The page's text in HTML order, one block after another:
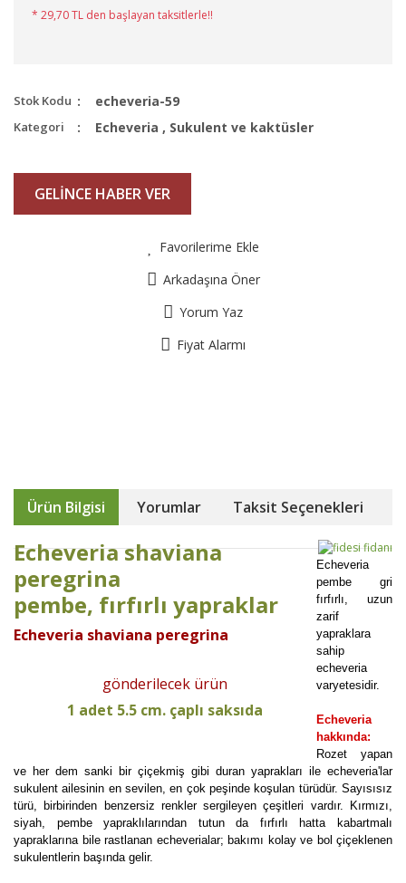
* 29,70 TL den başlayan taksitlerle!!
Stok Kodu echeveria-59
Kategori Echeveria , Sukulent ve kaktüsler
GELİNCE HABER VER
Favorilerime Ekle
Arkadaşına Öner
Yorum Yaz
Fiyat Alarmı
Ürün Bilgisi Yorumlar Taksit Seçenekleri
Echeveria shaviana
peregrina
pembe, fırfırlı yapraklar
Echeveria shaviana peregrina
gönderilecek ürün
1 adet 5.5 cm. çaplı saksıda
Echeveria
pembe gri
fırfırlı, uzun
zarif
yapraklara
sahip
echeveria
varyetesidir.
Echeveria
hakkında:
Rozet yapan
ve her dem sanki bir çiçekmiş gibi duran yaprakları ile echeveria'lar
sukulent ailesinin en sevilen, en çok peşinde koşulan türüdür. Sayısısız
türü, birbirinden benzersiz renkler sergileyen çeşitleri vardır. Kırmızı,
siyah, pembe yapraklılarından tutun da fırfırlı hatta kabartmalı
yapraklarına bile rastlanan echeverialar; bakımı kolay ve bol çiçeklenen
sukulentlerin başında gelir.